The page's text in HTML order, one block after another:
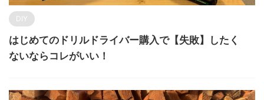
DIY
はじめてのドリルドライバー購入で【失敗】したく
ないならコレがいい！